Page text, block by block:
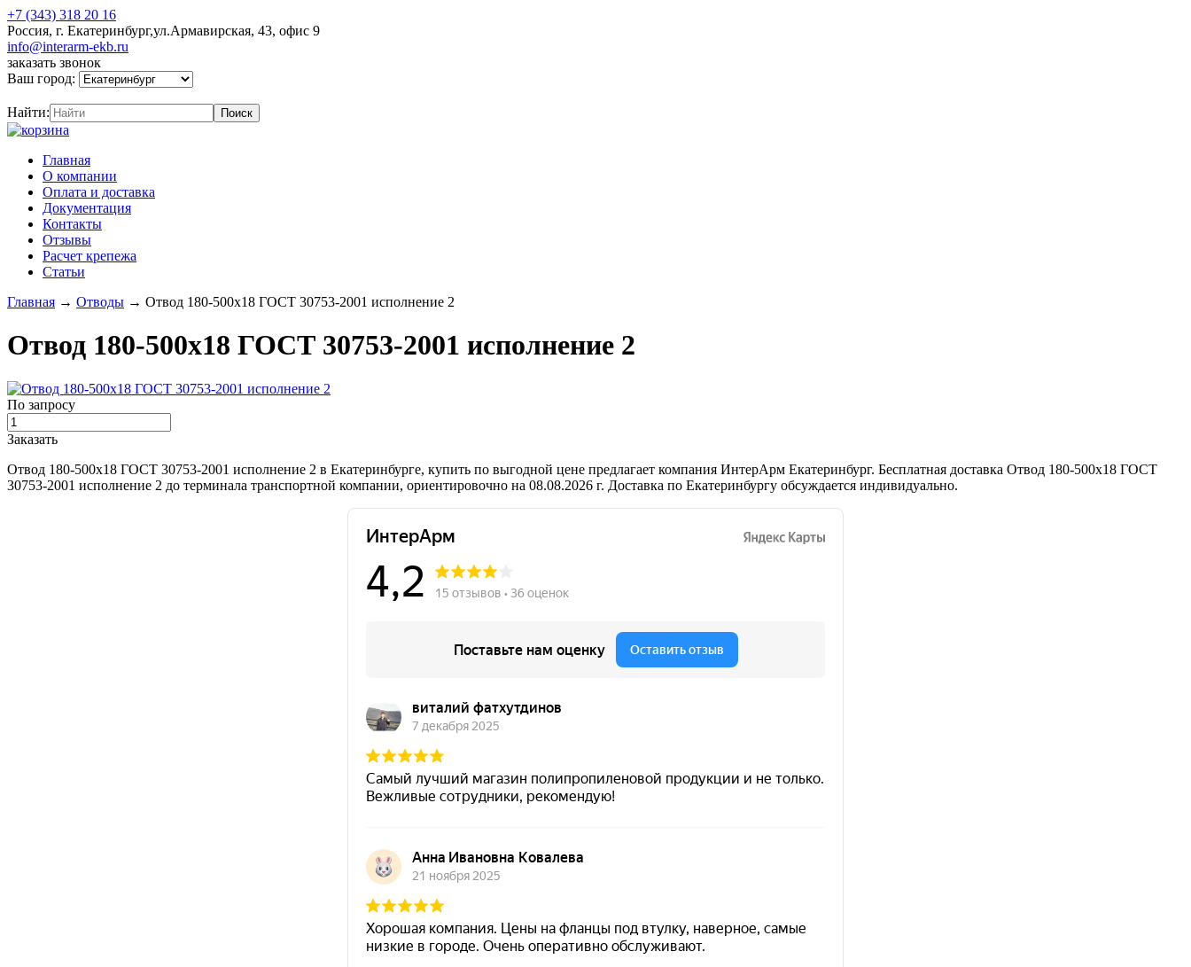
+7 (343) 318 20 16
Россия, г. Екатеринбург,ул.Армавирская, 43, офис 9
info@interarm-ekb.ru
заказать звонок
Ваш город:
Найти:
Главная
О компании
Оплата и доставка
Документация
Контакты
Отзывы
Расчет крепежа
Статьи
Главная → Отводы → Отвод 180-500х18 ГОСТ 30753-2001 исполнение 2
Отвод 180-500х18 ГОСТ 30753-2001 исполнение 2
По запросу
Заказать
Отвод 180-500х18 ГОСТ 30753-2001 исполнение 2 в Екатеринбурге, купить по выгодной цене предлагает компания ИнтерАрм Екатеринбург. Бесплатная доставка Отвод 180-500х18 ГОСТ
30753-2001 исполнение 2 до терминала транспортной компании, ориентировочно на 08.08.2026 г. Доставка по Екатеринбургу обсуждается индивидуально.